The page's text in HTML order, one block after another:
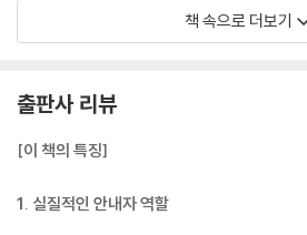
누군가를 온전히 알기 위해서는 먼저 기다리
성품이 좋은 사람이라는 의미는, 훌륭한 자격
--- 「편견」 중에서
리가 해야 할 일은 나와 다른 사람을 이해하려
책 속으로 더보기
출판사 리뷰
[이 책의 특징]
1. 실질적인 안내자 역할